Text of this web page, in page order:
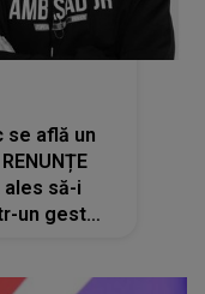
se află un
ales să-i
un gest